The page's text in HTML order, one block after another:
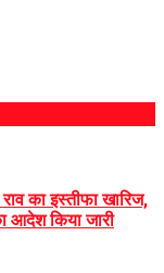
राव का इस्तीफा खारिज,
आदेश किया जारी